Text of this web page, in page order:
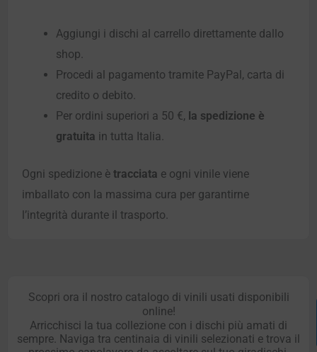
Aggiungi i dischi al carrello direttamente dallo
shop.
Procedi al pagamento tramite PayPal, carta di
credito o debito.
Per ordini superiori a 50 €, la spedizione è
gratuita in tutta Italia.
Ogni spedizione è tracciata e ogni vinile viene
imballato con la massima cura per garantirne
l’integrità durante il trasporto.
Scopri ora il nostro catalogo di vinili usati disponibili
online!
Arricchisci la tua collezione con i dischi più amati di
sempre. Naviga tra centinaia di vinili selezionati e trova il